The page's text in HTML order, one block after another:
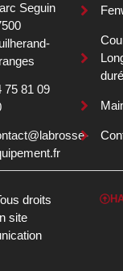
Seguin
75 81 09
droits
site